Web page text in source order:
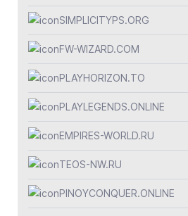
SIMPLICITYPS.ORG
FW-WIZARD.COM
PLAYHORIZON.TO
PLAYLEGENDS.ONLINE
EMPIRES-WORLD.RU
TEOS-NW.RU
PINOYCONQUER.ONLINE